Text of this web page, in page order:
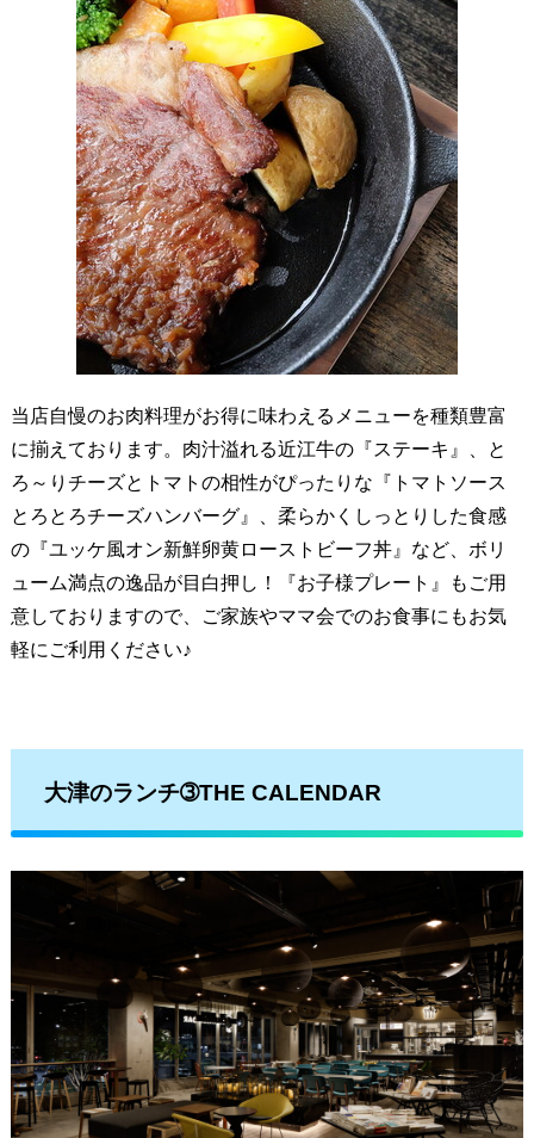
当店自慢のお肉料理がお得に味わえるメニューを種類豊富
に揃えております。肉汁溢れる近江牛の『ステーキ』、と
ろ～りチーズとトマトの相性がぴったりな『トマトソース
とろとろチーズハンバーグ』、柔らかくしっとりした食感
の『ユッケ風オン新鮮卵黄ローストビーフ丼』など、ボリ
ューム満点の逸品が目白押し！『お子様プレート』もご用
意しておりますので、ご家族やママ会でのお食事にもお気
軽にご利用ください♪
大津のランチ➂THE CALENDAR